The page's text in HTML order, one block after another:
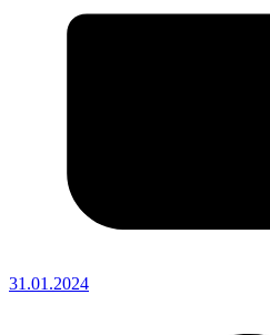
31.01.2024